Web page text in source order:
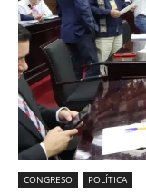
CONGRESO POLÍTICA